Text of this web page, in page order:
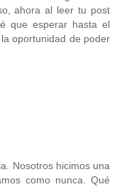
ahora al leer tu post
que esperar hasta el
oportunidad de poder
Nosotros hicimos una
como nunca. Qué